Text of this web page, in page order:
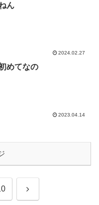
ん
2024.02.27
めてなの
2023.04.14
次